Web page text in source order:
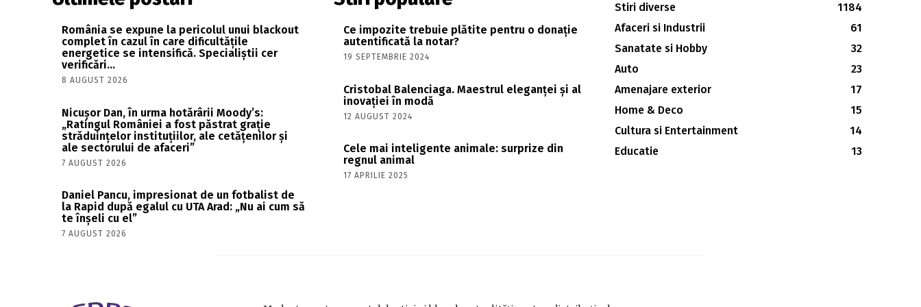
România se expune la pericolul unui blackout
complet în cazul în care dificultățile
energetice se intensifică. Specialiștii cer
verificări…
8 AUGUST 2026
Nicușor Dan, în urma hotărârii Moody’s:
„Ratingul României a fost păstrat grație
străduințelor instituțiilor, ale cetățenilor și
ale sectorului de afaceri”
7 AUGUST 2026
Daniel Pancu, impresionat de un fotbalist de
la Rapid după egalul cu UTA Arad: „Nu ai cum să
te înșeli cu el”
7 AUGUST 2026
Ce impozite trebuie plătite pentru o donație
autentificată la notar?
19 SEPTEMBRIE 2024
Cristobal Balenciaga. Maestrul eleganței și al
inovației în modă
12 AUGUST 2024
Cele mai inteligente animale: surprize din
regnul animal
17 APRILIE 2025
Stiri diverse
1184
Afaceri si Industrii
61
Sanatate si Hobby
32
Auto
23
Amenajare exterior
17
Home & Deco
15
Cultura si Entertainment
14
Educatie
13